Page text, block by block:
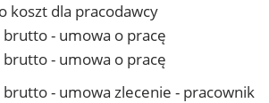
koszt dla pracodawcy
- umowa o pracę
- umowa o pracę
- umowa zlecenie - pracownik